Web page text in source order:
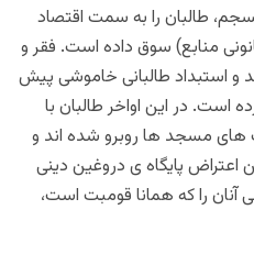
طالبان را به سمت اقتصاد
منابع) سوق داده است. فقر و
و استبداد طالبانی خاموشی پیش
است. در این اواخر طالبان با
های مسجد ها روبرو شده اند و
پایگاه ی دروغین دینی
آنان را که همانا قومبت است،